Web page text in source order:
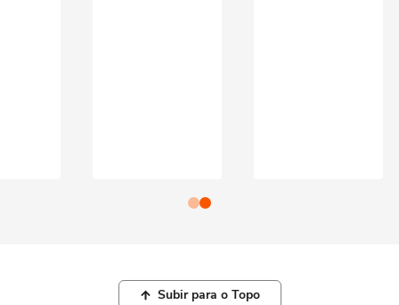
Subir para o Topo